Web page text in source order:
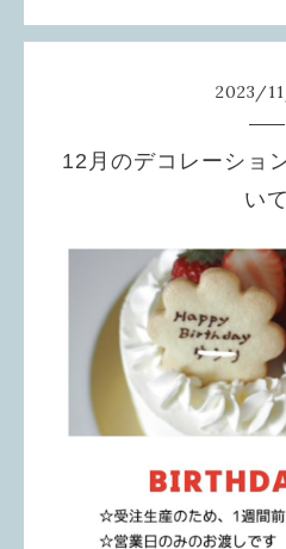
2023/11
12月のデコレーショ
いて